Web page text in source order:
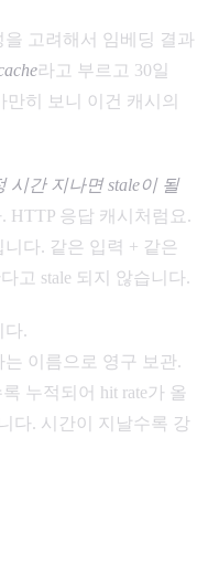
고려해서 임베딩 결과
라고 부르고 30일
히 보니 이건 캐시의
시간 지나면 stale이 될
HTTP 응답 캐시처럼요.
니다. 같은 입력 + 같은
고 stale 되지 않습니다.
다.
는 이름으로 영구 보관.
록 누적되어 hit rate가 올
다. 시간이 지날수록 강